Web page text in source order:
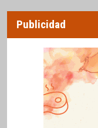
Publicidad